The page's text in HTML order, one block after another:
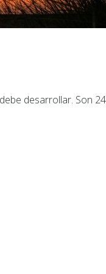
desarrollar. Son